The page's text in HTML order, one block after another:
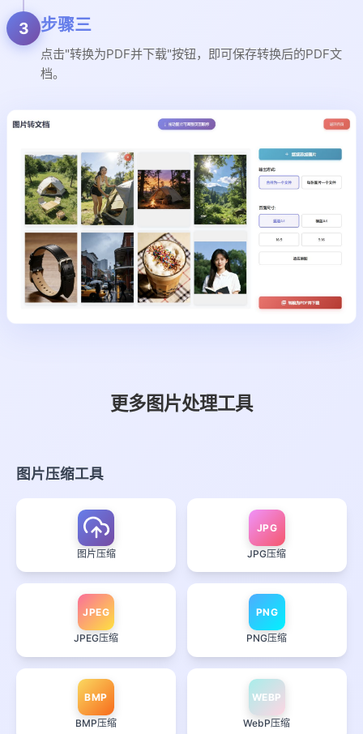
3 步骤三
点击"转换为PDF并下载"按钮，即可保存转换后的PDF文
档。
更多图片处理工具
图片压缩工具
图片压缩
JPG
JPG压缩
JPEG
JPEG压缩
PNG
PNG压缩
BMP
BMP压缩
WEBP
WebP压缩